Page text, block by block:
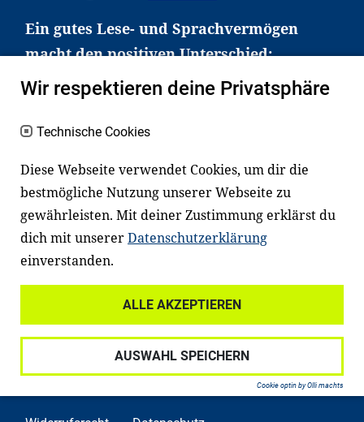
Ein gutes Lese- und Sprachvermögen
macht den positiven Unterschied:
Es erleichtert den Zugang zu Bildung und
einem erfolgreichen Berufsleben. Viele
Kinder und Jugendliche in Deutschland
Unser Angebot richtet sich deshalb gezielt
an Familien sowie an Erzieher*innen,
Lehrer*innen und andere
Fachexpert*innen. Dafür arbeiten wir eng
mit Ministerien, wissenschaftlichen
Einrichtungen, Verbänden, Unternehmen
und anderen Stiftungen zusammen.
Wir respektieren deine Privatsphäre
Technische Cookies
Diese Webseite verwendet Cookies, um dir die
bestmögliche Nutzung unserer Webseite zu
gewährleisten. Mit deiner Zustimmung erklärst du
dich mit unsererDatenschutzerklärung
einverstanden.
ALLE AKZEPTIEREN
AUSWAHL SPEICHERN
Cookie optin by Olli machts